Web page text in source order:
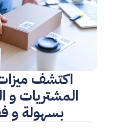
بسهولة و